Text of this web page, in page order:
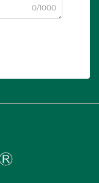
0/1000